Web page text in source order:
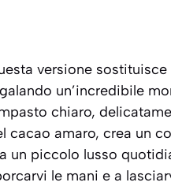
versione
un’incredibile
chiaro,
cacao amaro, crea un
un piccolo lusso
le mani e a